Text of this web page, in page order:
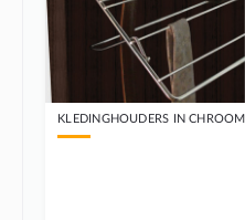
KLEDINGHOUDERS IN CHROOM